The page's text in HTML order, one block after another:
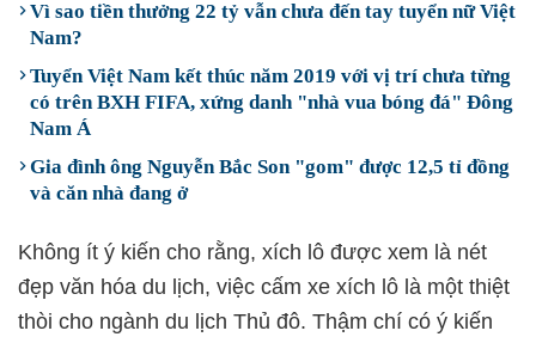
Vì sao tiền thưởng 22 tỷ vẫn chưa đến tay tuyển nữ Việt
Nam?
Tuyển Việt Nam kết thúc năm 2019 với vị trí chưa từng
có trên BXH FIFA, xứng danh "nhà vua bóng đá" Đông
Nam Á
Gia đình ông Nguyễn Bắc Son "gom" được 12,5 tỉ đồng
và căn nhà đang ở
Không ít ý kiến cho rằng, xích lô được xem là nét
đẹp văn hóa du lịch, việc cấm xe xích lô là một thiệt
thòi cho ngành du lịch Thủ đô. Thậm chí có ý kiến